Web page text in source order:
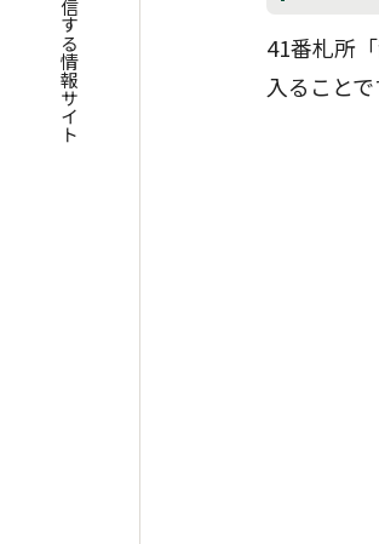
41番札所
入ることで